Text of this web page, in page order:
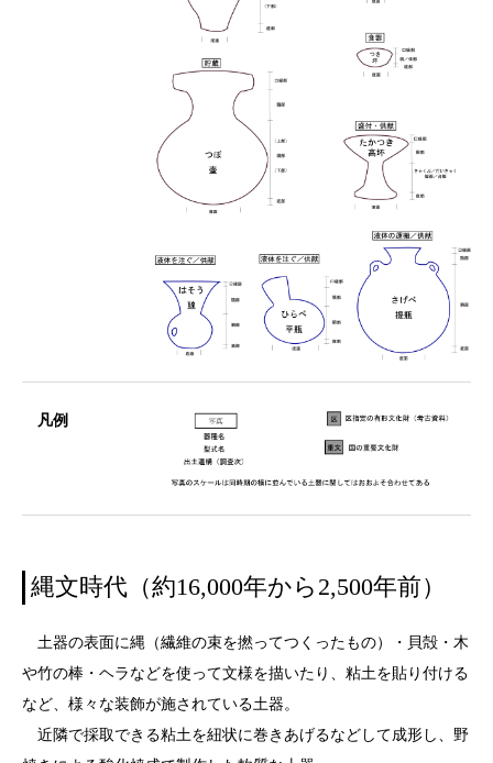
凡例
縄文時代（約16,000年から2,500年前）
土器の表面に縄（繊維の束を撚ってつくったもの）・貝殻・木
や竹の棒・ヘラなどを使って文様を描いたり、粘土を貼り付ける
など、様々な装飾が施されている土器。
近隣で採取できる粘土を紐状に巻きあげるなどして成形し、野